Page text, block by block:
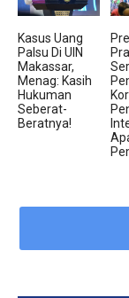
Kasus Uang
Palsu Di UIN
Makassar,
Menag: Kasih
Hukuman
Seberat-
Beratnya!